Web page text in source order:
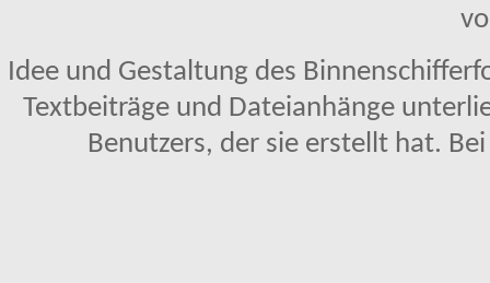
Idee und Gestaltung des
Textbeiträge und Dateianhänge
Benutzers, der sie erstellt hat.